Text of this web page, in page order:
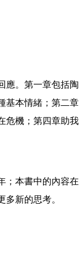
應。第一章包括陶
基本情緒；第二章
危機；第四章助我
；本書中的內容在
新的思考。